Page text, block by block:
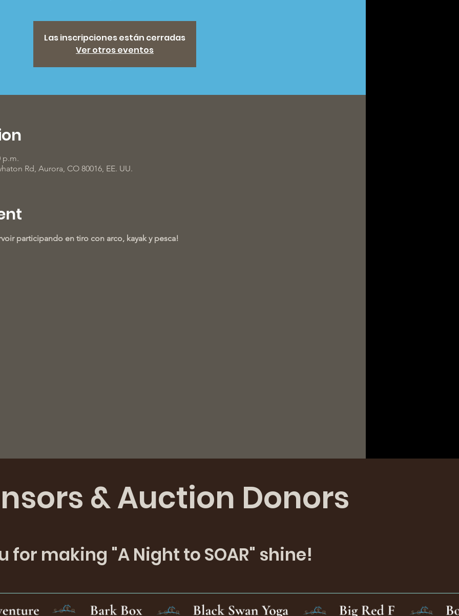
Las inscripciones están cerradas
Ver otros eventos
p.m.
Rd, Aurora, CO 80016, EE. UU.
participando en tiro con arco, kayak y pesca!
& Auction Donors
for making "A Night to SOAR" shine!